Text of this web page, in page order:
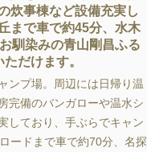
炊事棟など設備充実し
まで車で約45分、水木
馴染みの青山剛昌ふる
だけます。
ンプ場。周辺には日帰り温
完備のバンガローや温水シ
しており、手ぶらでキャン
ードまで車で約70分、名探